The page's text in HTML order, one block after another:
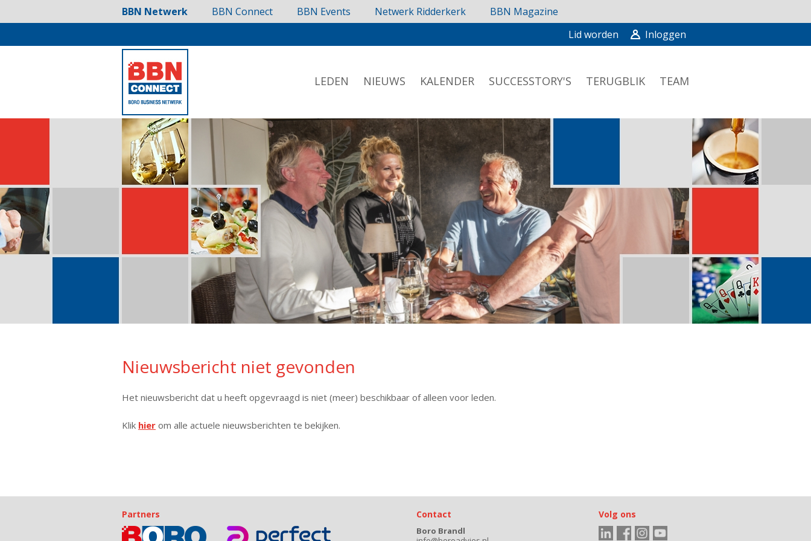
BBN Netwerk BBN Connect BBN Events Netwerk Ridderkerk
BBN Magazine
Lid worden
Inloggen
LEDEN NIEUWS KALENDER SUCCESSTORY'S TERUGBLIK TEAM
Nieuwsbericht niet gevonden
Het nieuwsbericht dat u heeft opgevraagd is niet (meer) beschikbaar of alleen voor leden.
Klik hier om alle actuele nieuwsberichten te bekijken.
Partners Contact
Boro Brandl
Volg ons